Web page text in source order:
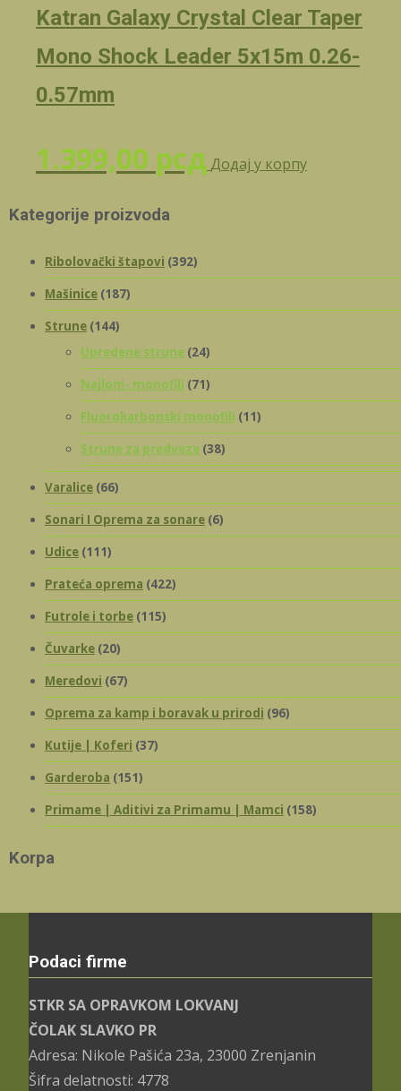
Katran Galaxy Crystal Clear Taper
Mono Shock Leader 5x15m 0.26-
0.57mm
1.399,00 рсд Додај у корпу
Kategorije proizvoda
Ribolovački štapovi (392)
Mašinice (187)
Strune (144)
Upredene strune (24)
Najloni- monofili (71)
Fluorokarbonski monofili (11)
Strune za predveze (38)
Varalice (66)
Sonari I Oprema za sonare (6)
Udice (111)
Prateća oprema (422)
Futrole i torbe (115)
Čuvarke (20)
Meredovi (67)
Oprema za kamp i boravak u prirodi (96)
Kutije | Koferi (37)
Garderoba (151)
Primame | Aditivi za Primamu | Mamci (158)
Korpa
Podaci firme
STKR SA OPRAVKOM LOKVANJ
ČOLAK SLAVKO PR
Adresa: Nikole Pašića 23a, 23000 Zrenjanin
Šifra delatnosti: 4778